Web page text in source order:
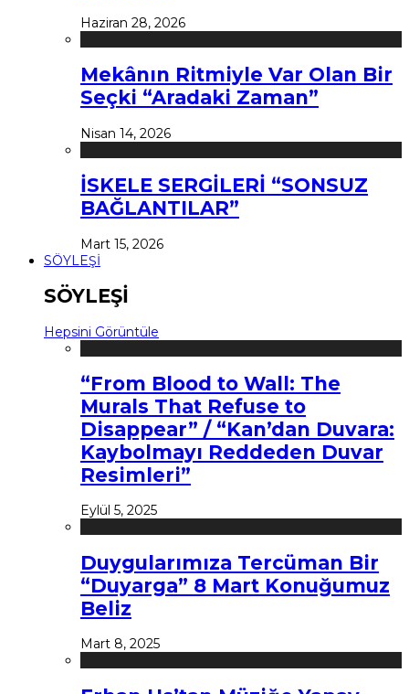
Haziran 28, 2026
Mekânın Ritmiyle Var Olan Bir
Seçki “Aradaki Zaman”
Nisan 14, 2026
İSKELE SERGİLERİ “SONSUZ
BAĞLANTILAR”
Mart 15, 2026
SÖYLEŞİ
SÖYLEŞİ
Hepsini Görüntüle
“From Blood to Wall: The
Murals That Refuse to
Disappear” / “Kan’dan Duvara:
Kaybolmayı Reddeden Duvar
Resimleri”
Eylül 5, 2025
Duygularımıza Tercüman Bir
“Duyarga” 8 Mart Konuğumuz
Beliz
Mart 8, 2025